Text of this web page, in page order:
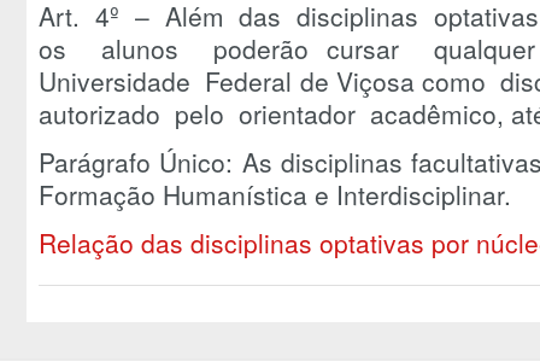
Art. 4º – Além das disciplinas
os alunos poderão cursar
Universidade Federal de Viçosa como
autorizado pelo orientador acadêmico,
Parágrafo Único: As disciplinas
Formação Humanística e Interdisciplinar.
Relação das disciplinas optativas por